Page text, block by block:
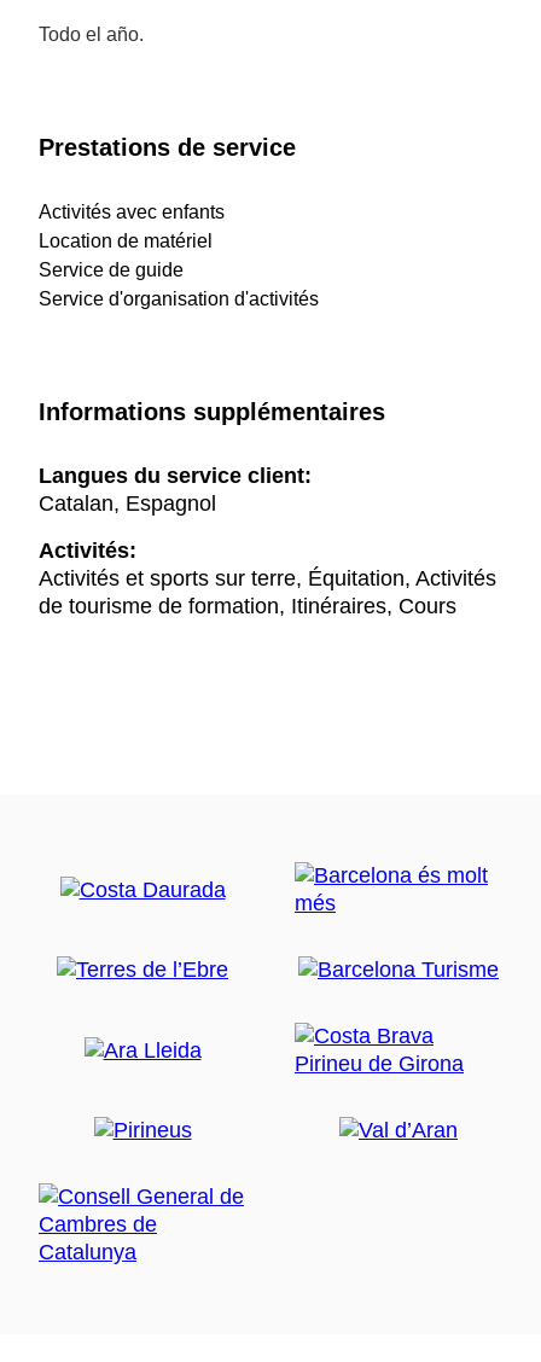
Todo el año.
Prestations de service
Activités avec enfants
Location de matériel
Service de guide
Service d'organisation d'activités
Informations supplémentaires
Langues du service client:
Catalan, Espagnol
Activités:
Activités et sports sur terre, Équitation, Activités
de tourisme de formation, Itinéraires, Cours